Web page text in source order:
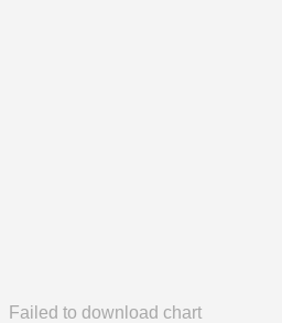
Failed to download chart